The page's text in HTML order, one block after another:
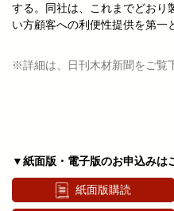
する。同社は、これまでどおり
い方顧客への利便性提供を第一
※詳細は、日刊木材新聞をご覧
▼紙面版・電子版のお申込みは
紙面版購読